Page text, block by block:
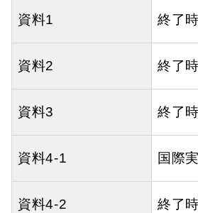
資料1 終了
資料2 終了
資料3 終了
資料4-1 国際
資料4-2 終了